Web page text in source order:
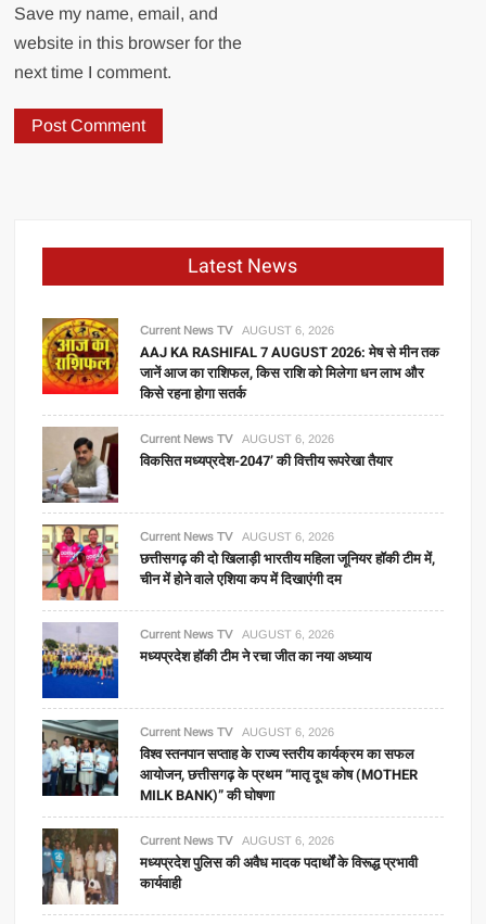
Save my name, email, and
website in this browser for the
next time I comment.
Latest News
Current News TV AUGUST 6, 2026
AAJ KA RASHIFAL 7 AUGUST 2026: मेष से मीन तक
जानें आज का राशिफल, किस राशि को मिलेगा धन लाभ और
किसे रहना होगा सतर्क
Current News TV AUGUST 6, 2026
विकसित मध्यप्रदेश-2047’ की वित्तीय रूपरेखा तैयार
Current News TV AUGUST 6, 2026
छत्तीसगढ़ की दो खिलाड़ी भारतीय महिला जूनियर हॉकी टीम में,
चीन में होने वाले एशिया कप में दिखाएंगी दम
Current News TV AUGUST 6, 2026
मध्यप्रदेश हॉकी टीम ने रचा जीत का नया अध्याय
Current News TV AUGUST 6, 2026
विश्व स्तनपान सप्ताह के राज्य स्तरीय कार्यक्रम का सफल
आयोजन, छत्तीसगढ़ के प्रथम “मातृ दूध कोष (MOTHER
MILK BANK)” की घोषणा
Current News TV AUGUST 6, 2026
मध्यप्रदेश पुलिस की अवैध मादक पदार्थों के विरूद्ध प्रभावी
कार्यवाही